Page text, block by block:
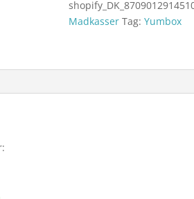
Madkasser Tag:Yumbox